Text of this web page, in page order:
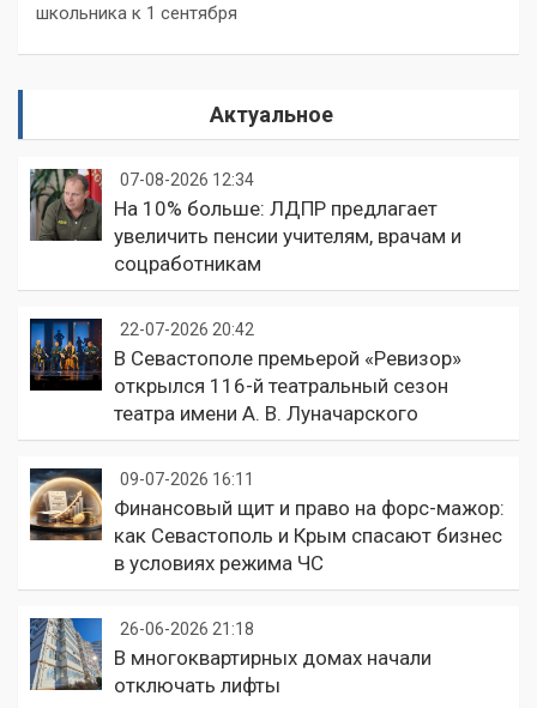
школьника к 1 сентября
Актуальное
07-08-2026 12:34
На 10% больше: ЛДПР предлагает
увеличить пенсии учителям, врачам и
соцработникам
22-07-2026 20:42
В Севастополе премьерой «Ревизор»
открылся 116-й театральный сезон
театра имени А. В. Луначарского
09-07-2026 16:11
Финансовый щит и право на форс-мажор:
как Севастополь и Крым спасают бизнес
в условиях режима ЧС
26-06-2026 21:18
В многоквартирных домах начали
отключать лифты